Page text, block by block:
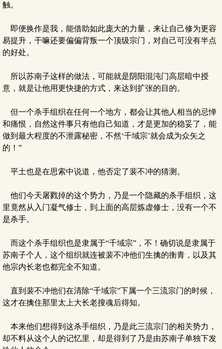
触。
即便换作是我，能借助如此庞大的力量，来让自己修为更容
易提升，干嘛还要偏偏背叛一个顶级宗门，对自己可没有半点
的好处。
所以苏南子这样的做法，可能就是阴阳混沌门高层暗中授
意，就是让他用更快捷的方式，来达到扩张的目的。
但一个杀手组织在任何一个地方，都会让其他人相当的忌惮
和痛恨，自然这件事只有他自己知道，才是更加的稳妥了，能
做到最大程度的不泄露秘密，不然‘千域宗’就会成为众矢之
的！”
平土也是在思索中说道，他否定了裴不冲的猜测。
他们今天屠戮掉的这个势力，乃是一个隐藏的杀手组织，这
里竟然从入门凝气修士，到上面的高层炼虚修士，没有一个不
是杀手。
而这个杀手组织也是隶属于“千域宗”，不！确切说是隶属于
苏南子个人，这个组织就连被裴不冲他们生擒的衡青，以及其
他宗内长老也都完全不知道。
直到裴不冲他们在清除“千域宗”下属一个三流宗门的时候，
这才在擒住那里太上大长老搜魂后得知。
本来他们想得到这杀手组织，乃是此三流宗门的相关势力，
却不料从这个人的记忆里，却是得到了乃是由苏南子单独下发